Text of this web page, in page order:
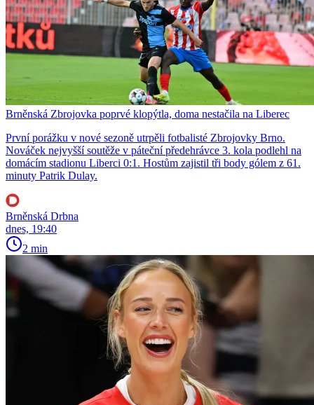
Brněnská Zbrojovka poprvé klopýtla, doma nestačila na Liberec
První porážku v nové sezoně utrpěli fotbalisté Zbrojovky Brno.
Nováček nejvyšší soutěže v páteční předehrávce 3. kola podlehl na
domácím stadionu Liberci 0:1. Hostům zajistil tři body gólem z 61.
minuty Patrik Dulay.
Brněnská Drbna
dnes, 19:40
2 min